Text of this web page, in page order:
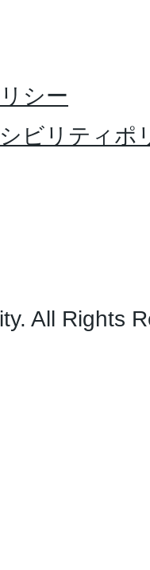
シー
ビリティポ
All Rights